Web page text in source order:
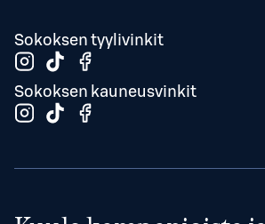
Sokoksen tyylivinkit
Sokoksen kauneusvinkit